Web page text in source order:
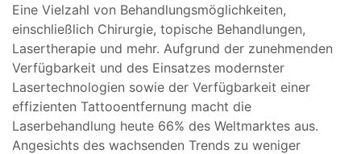
Eine Vielzahl von Behandlungsmöglichkeiten,
einschließlich Chirurgie, topische Behandlungen,
Lasertherapie und mehr. Aufgrund der zunehmenden
Verfügbarkeit und des Einsatzes modernster
Lasertechnologien sowie der Verfügbarkeit einer
effizienten Tattooentfernung macht die
Laserbehandlung heute 66% des Weltmarktes aus.
Angesichts des wachsenden Trends zu weniger